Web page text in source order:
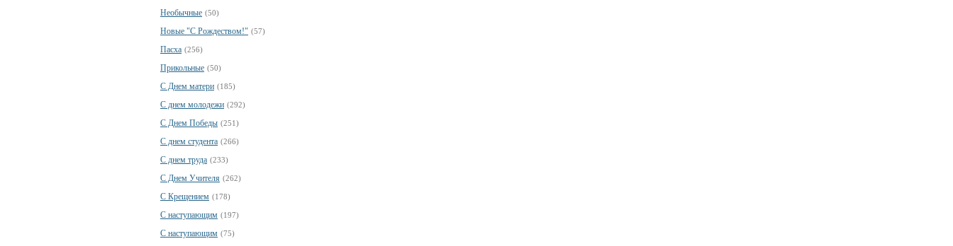
Необычные (50)
Новые "С Рождеством!" (57)
Пасха (256)
Прикольные (50)
С Днем матери (185)
С днем молодежи (292)
С Днем Победы (251)
С днем студента (266)
С днем труда (233)
С Днем Учителя (262)
С Крещением (178)
С наступающим (197)
С наступающим (75)